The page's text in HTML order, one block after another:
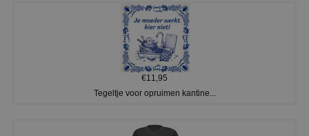
€11,95
Tegeltje voor opruimen kantine...